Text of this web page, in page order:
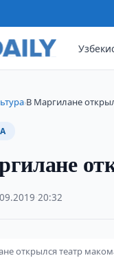
›В Маргилане
·20:32
открылся театр